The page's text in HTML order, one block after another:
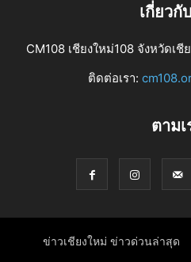
เกี่ยวกั
CM108 เชียงใหม่108 จังหวัดเ
ติดต่อเรา:
ตามเ
ข่าวเชียงใหม่ ข่าวด่วนล่าสุด